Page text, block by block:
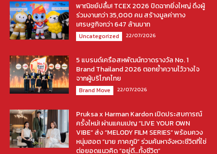
พาณิชย์ปลื้ม! TCEX 2026 ปิดฉากยิ่งใหญ่ ดึงผู้
ร่วมงานกว่า 35,000 คน สร้างมูลค่าทาง
เศรษฐกิจกว่า 647 ล้านบาท
Uncategorized 22/07/2026
5 แบรนด์เครือสหพัฒน์กวาดรางวัล No. 1
Brand Thailand 2026 ตอกย้ำความไว้วางใจ
จากผู้บริโภคไทย
Brand Move 22/07/2026
Pruksa x Harman Kardon เปิดประสบการณ์
ครั้งใหม่! ผ่านแคมเปญ “LIVE YOUR OWN
VIBE” ส่ง “MELODY FILM SERIES” พร้อมควง
หนุ่มฮอต “มาย ภาคภูมิ” ร่วมค้นหาจังหวะชีวิตที่ใช่
ต่อยอดแนวคิด “อยู่ดี…ทั้งชีวิต”